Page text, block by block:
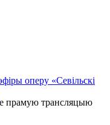
оперу «Севільскі
прамую трансляцыю